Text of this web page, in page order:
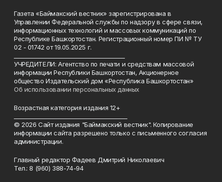
Газета «Баймакский вестник» зарегистрирована в
Управлении Федеральной службы по надзору в сфере связи,
информационных технологий и массовых коммуникаций по
Республике Башкортостан. Регистрационный номер ПИ № ТУ
02 - 01742 от 19.05.2025 г.
УЧРЕДИТЕЛИ: Агентство по печати и средствам массовой
информации Республики Башкортостан, Акционерное
общество Издательский дом «Республика Башкортостан»
Об использовании персональных данных
Возрастная категория издания 12+
© 2026 Сайт издания "Баймакский вестник". Копирование
информации сайта разрешено только с письменного согласия
администрации.
Главный редактор Фадеев Дмитрий Николаевич
Тел.: 8 (960) 388-74-94